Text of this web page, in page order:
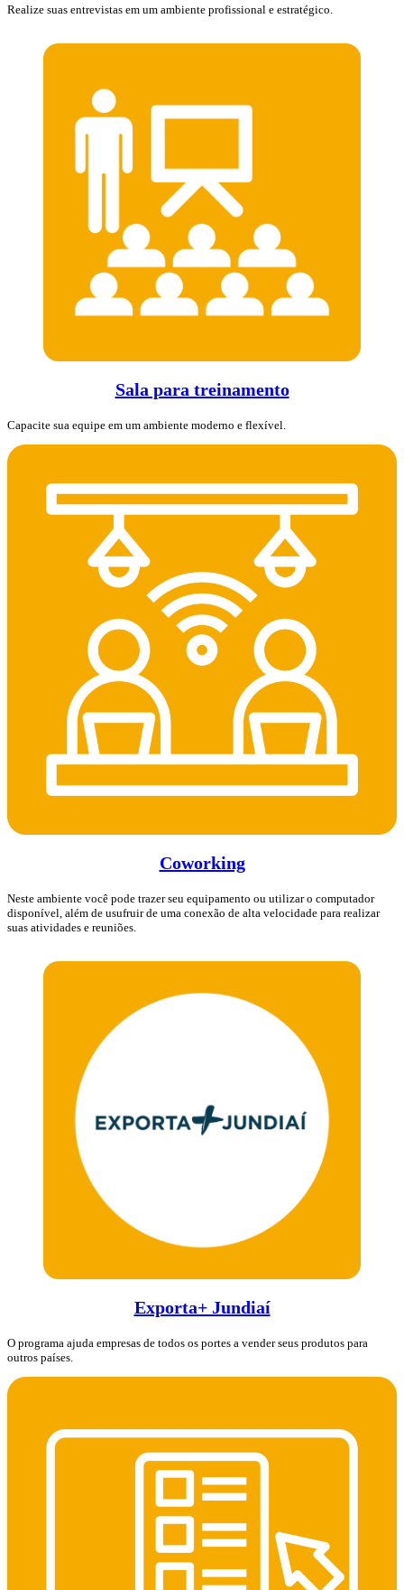
Realize suas entrevistas em um ambiente profissional e estratégico.
Sala para treinamento
Capacite sua equipe em um ambiente moderno e flexível.
Coworking
Neste ambiente você pode trazer seu equipamento ou utilizar o computador
disponível, além de usufruir de uma conexão de alta velocidade para realizar
suas atividades e reuniões.
Exporta+ Jundiaí
O programa ajuda empresas de todos os portes a vender seus produtos para
outros países.